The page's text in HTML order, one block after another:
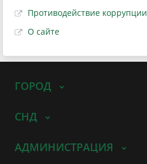
Противодействие коррупции
О сайте
ГОРОД
СНД
АДМИНИСТРАЦИЯ